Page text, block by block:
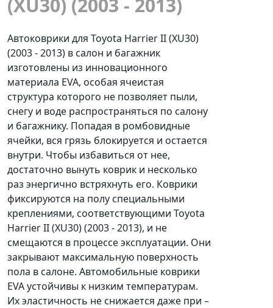
(XU30) (2003 - 2013)
Автоковрики для Toyota Harrier II (XU30)
(2003 - 2013) в салон и багажник
изготовлены из инновационного
материала EVA, особая ячеистая
структура которого не позволяет пыли,
снегу и воде распространяться по салону
и багажнику. Попадая в ромбовидные
ячейки, вся грязь блокируется и остается
внутри. Чтобы избавиться от нее,
достаточно вынуть коврик и несколько
раз энергично встряхнуть его. Коврики
фиксируются на полу специальными
креплениями, соответствующими Toyota
Harrier II (XU30) (2003 - 2013), и не
смещаются в процессе эксплуатации. Они
закрывают максимальную поверхность
пола в салоне. Автомобильные коврики
EVA устойчивы к низким температурам.
Их эластичность не снижается даже при –